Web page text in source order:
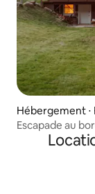
Hébergement ⋅
Escapade au